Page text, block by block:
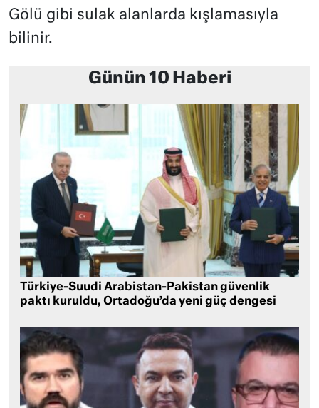
Gölü gibi sulak alanlarda kışlamasıyla
bilinir.
Günün 10 Haberi
Türkiye-Suudi Arabistan-Pakistan güvenlik
paktı kuruldu, Ortadoğu’da yeni güç dengesi